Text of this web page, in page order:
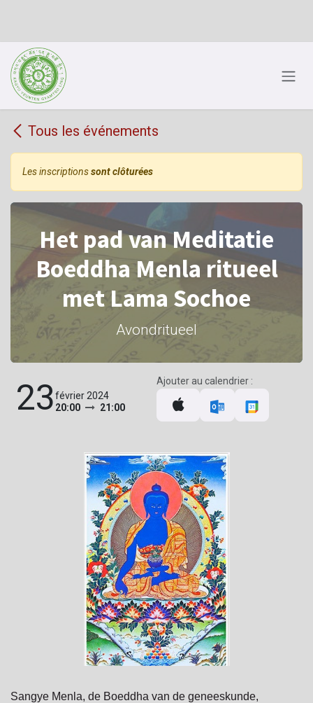
Se rendre au contenu
Tous les événements
Les inscriptionssont clôturées
Het pad van Meditatie
Boeddha Menla ritueel
met Lama Sochoe
Avondritueel
23février 2024
20:00
21:00
Ajouter au calendrier :
Sangye Menla, de Boeddha van de geneeskunde,